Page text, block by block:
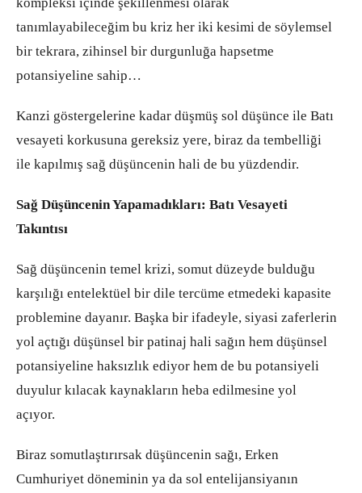
tanımlayabileceğim bu kriz her iki kesimi de söylemsel
bir tekrara, zihinsel bir durgunluğa hapsetme
potansiyeline sahip…
Kanzi göstergelerine kadar düşmüş sol düşünce ile Batı
vesayeti korkusuna gereksiz yere, biraz da tembelliği
ile kapılmış sağ düşüncenin hali de bu yüzdendir.
Sağ Düşüncenin Yapamadıkları: Batı Vesayeti
Takıntısı
Sağ düşüncenin temel krizi, somut düzeyde bulduğu
karşılığı entelektüel bir dile tercüme etmedeki kapasite
problemine dayanır. Başka bir ifadeyle, siyasi zaferlerin
yol açtığı düşünsel bir patinaj hali sağın hem düşünsel
potansiyeline haksızlık ediyor hem de bu potansiyeli
duyulur kılacak kaynakların heba edilmesine yol
açıyor.
Biraz somutlaştırırsak düşüncenin sağı, Erken
Cumhuriyet döneminin ya da sol entelijansiyanın